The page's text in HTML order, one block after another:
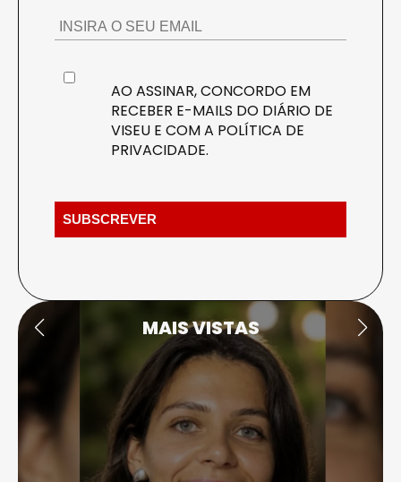
AO ASSINAR, CONCORDO EM
RECEBER E-MAILS DO DIÁRIO DE
VISEU E COM A POLÍTICA DE
PRIVACIDADE.
MAIS VISTAS